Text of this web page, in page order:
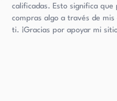
calificadas. Esto significa
compras algo a través de
ti. ¡Gracias por apoyar mi